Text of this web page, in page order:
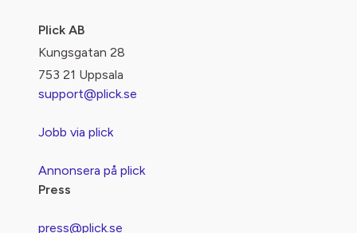
Plick AB
Kungsgatan 28
753 21 Uppsala
support@plick.se
Jobb via plick
Annonsera på plick
Press
press@plick.se